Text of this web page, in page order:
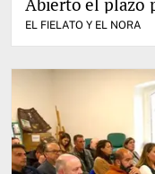
EL FIELATO Y EL NORA